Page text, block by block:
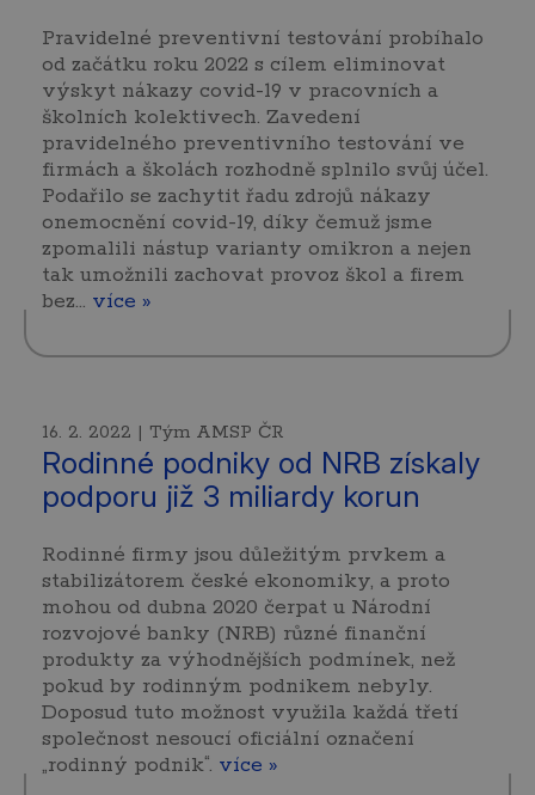
Pravidelné preventivní testování probíhalo
od začátku roku 2022 s cílem eliminovat
výskyt nákazy covid-19 v pracovních a
školních kolektivech. Zavedení
pravidelného preventivního testování ve
firmách a školách rozhodně splnilo svůj účel.
Podařilo se zachytit řadu zdrojů nákazy
onemocnění covid-19, díky čemuž jsme
zpomalili nástup varianty omikron a nejen
tak umožnili zachovat provoz škol a firem
bez... více »
16. 2. 2022 | Tým AMSP ČR
Rodinné podniky od NRB získaly
podporu již 3 miliardy korun
Rodinné firmy jsou důležitým prvkem a
stabilizátorem české ekonomiky, a proto
mohou od dubna 2020 čerpat u Národní
rozvojové banky (NRB) různé finanční
produkty za výhodnějších podmínek, než
pokud by rodinným podnikem nebyly.
Doposud tuto možnost využila každá třetí
společnost nesoucí oficiální označení
„rodinný podnik“. více »